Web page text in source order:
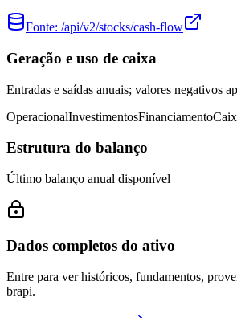
Fonte: /api/v2/stocks/cash-flow
Geração e uso de caixa
Entradas e saídas anuais; valores negativos
OperacionalInvestimentosFinanciamento
Estrutura do balanço
Último balanço anual disponível
Dados completos do ativo
Entre para ver históricos, fundamentos,
brapi.